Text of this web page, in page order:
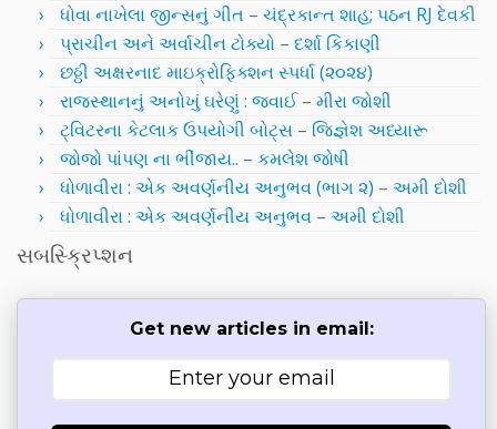
ધોવા નાખેલા જીન્સનું ગીત – ચંદ્રકાન્ત શાહ; પઠન RJ દેવકી
પ્રાચીન અને અર્વાચીન ટોક્યો – દર્શા કિકાણી
છઠ્ઠી અક્ષરનાદ માઇક્રોફિક્શન સ્પર્ધા (૨૦૨૪)
રાજસ્થાનનું અનોખું ઘરેણું : જવાઈ – મીરા જોશી
ટ્વિટરના કેટલાક ઉપયોગી બોટ્સ – જિજ્ઞેશ અધ્યારૂ
જોજો પાંપણ ના ભીંજાય.. – કમલેશ જોષી
ધોળાવીરા : એક અવર્ણનીય અનુભવ (ભાગ ૨) – અમી દોશી
ધોળાવીરા : એક અવર્ણનીય અનુભવ – અમી દોશી
સબસ્ક્રિપ્શન
Get new articles in email: